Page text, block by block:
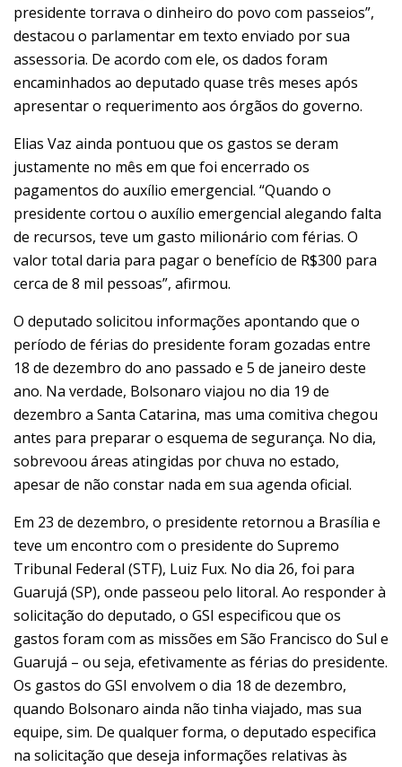
presidente torrava o dinheiro do povo com passeios”,
destacou o parlamentar em texto enviado por sua
assessoria. De acordo com ele, os dados foram
encaminhados ao deputado quase três meses após
apresentar o requerimento aos órgãos do governo.
Elias Vaz ainda pontuou que os gastos se deram
justamente no mês em que foi encerrado os
pagamentos do auxílio emergencial. “Quando o
presidente cortou o auxílio emergencial alegando falta
de recursos, teve um gasto milionário com férias. O
valor total daria para pagar o benefício de R$300 para
cerca de 8 mil pessoas”, afirmou.
O deputado solicitou informações apontando que o
período de férias do presidente foram gozadas entre
18 de dezembro do ano passado e 5 de janeiro deste
ano. Na verdade, Bolsonaro viajou no dia 19 de
dezembro a Santa Catarina, mas uma comitiva chegou
antes para preparar o esquema de segurança. No dia,
sobrevoou áreas atingidas por chuva no estado,
apesar de não constar nada em sua agenda oficial.
Em 23 de dezembro, o presidente retornou a Brasília e
teve um encontro com o presidente do Supremo
Tribunal Federal (STF), Luiz Fux. No dia 26, foi para
Guarujá (SP), onde passeou pelo litoral. Ao responder à
solicitação do deputado, o GSI especificou que os
gastos foram com as missões em São Francisco do Sul e
Guarujá – ou seja, efetivamente as férias do presidente.
Os gastos do GSI envolvem o dia 18 de dezembro,
quando Bolsonaro ainda não tinha viajado, mas sua
equipe, sim. De qualquer forma, o deputado especifica
na solicitação que deseja informações relativas às